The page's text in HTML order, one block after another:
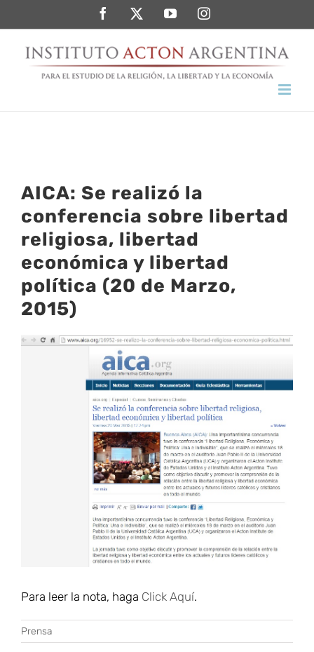
al
contenido
FacebookTwitterYouTubeInstagram
AICA: Se realizó la
conferencia sobre libertad
religiosa, libertad
económica y libertad
política (20 de Marzo,
2015)
Ver
Para leer la nota, haga Click Aquí.
Prensa